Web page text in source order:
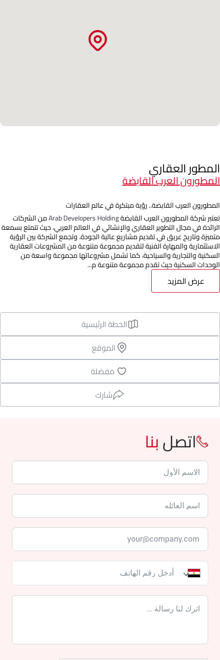
المطور العقاري
المطورون العرب القابضة
المطورون العرب القابضة.. رؤية مبتكرة في عالم العقارات
تعتبر شركة المطورون العرب القابضةArab Developers Holdingمن الشركات
الرائدة في مجال التطوير العقاري والإنشائي في العالم العربي، حيث تتمتع بسمعة
متميزة وتاريخ عريق في تقديم مشاريع عالية الجودة. وتجمع الشركة بين الرؤية
الاستثمارية والمهارة الفنية لتقديم مجموعة متنوعة من المشروعات العقارية
السكنية والتجارية والسياحية، كما تشمل مشروعاتها مجموعة واسعة من
الوحدات السكنية حيث تقدم مجموعة متنوعة م...
عرض المزيد
الخطة الرئيسية
الموقع
مفضلة
شارك
اتصلبنا